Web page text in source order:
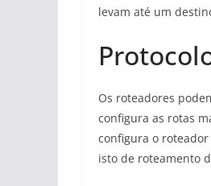
levam até um
Os roteadores
configura as rotas
configura o
isto de roteamento